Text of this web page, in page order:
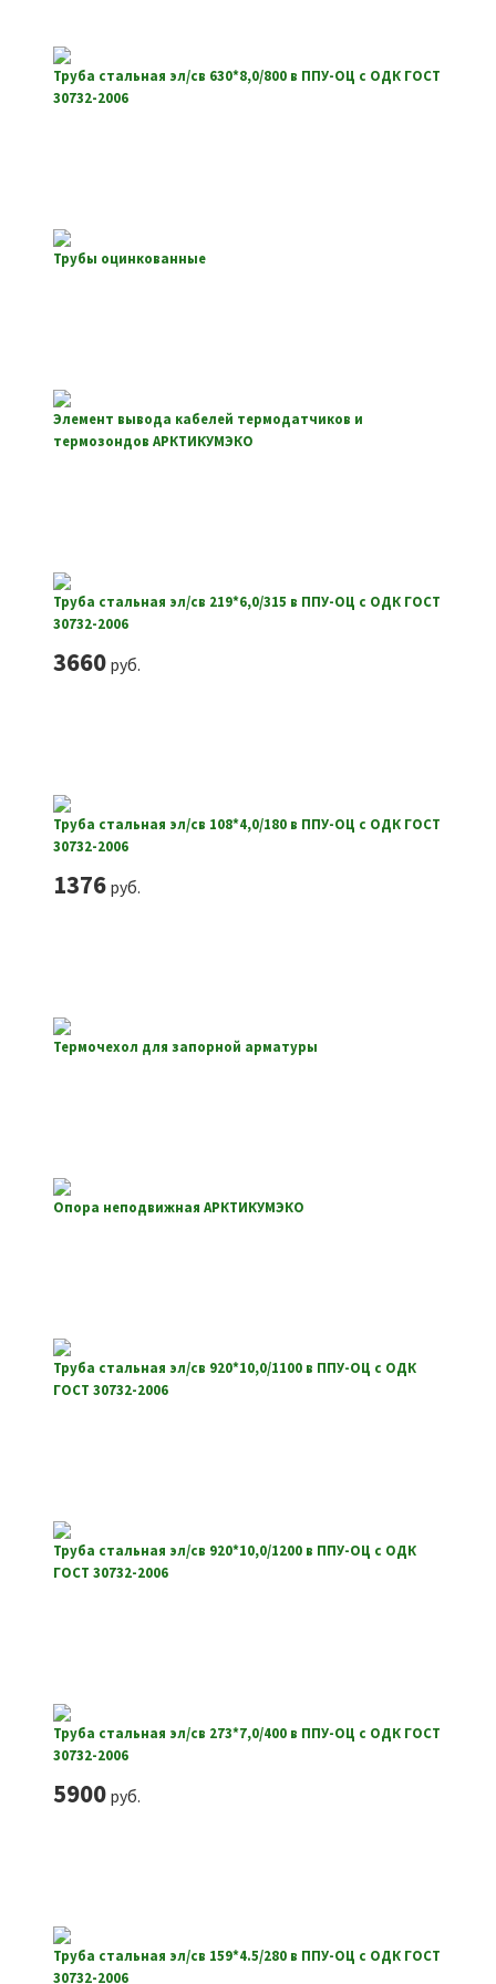
Труба стальная эл/св 630*8,0/800 в ППУ-ОЦ с ОДК ГОСТ
30732-2006
Трубы оцинкованные
Элемент вывода кабелей термодатчиков и
термозондов АРКТИКУМЭКО
Труба стальная эл/св 219*6,0/315 в ППУ-ОЦ с ОДК ГОСТ
30732-2006
3660руб.
Труба стальная эл/св 108*4,0/180 в ППУ-ОЦ с ОДК ГОСТ
30732-2006
1376руб.
Термочехол для запорной арматуры
Опора неподвижная АРКТИКУМЭКО
Труба стальная эл/св 920*10,0/1100 в ППУ-ОЦ с ОДК
ГОСТ 30732-2006
Труба стальная эл/св 920*10,0/1200 в ППУ-ОЦ с ОДК
ГОСТ 30732-2006
Труба стальная эл/св 273*7,0/400 в ППУ-ОЦ с ОДК ГОСТ
30732-2006
5900руб.
Труба стальная эл/св 159*4.5/280 в ППУ-ОЦ с ОДК ГОСТ
30732-2006